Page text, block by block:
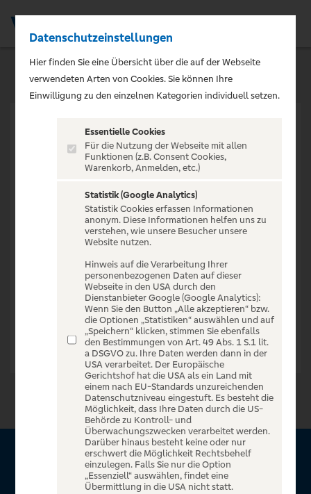
VERANSTALTUNG NICHT
GEFUNDEN
Zur Startseite
Über VR Entertain
Datenschutzeinstellungen
Hier finden Sie eine Übersicht über die auf der Webseite
verwendeten Arten von Cookies. Sie können Ihre
Einwilligung zu den einzelnen Kategorien individuell setzen.
Essentielle Cookies
Für die Nutzung der Webseite mit allen
Funktionen (z.B. Consent Cookies,
Warenkorb, Anmelden, etc.)
Statistik (Google Analytics)
Statistik Cookies erfassen Informationen
anonym. Diese Informationen helfen uns zu
verstehen, wie unsere Besucher unsere
Website nutzen.
Hinweis auf die Verarbeitung Ihrer
personenbezogenen Daten auf dieser
Webseite in den USA durch den
Dienstanbieter Google (Google Analytics):
Wenn Sie den Button „Alle akzeptieren“ bzw.
die Optionen „Statistiken“ auswählen und auf
„Speichern“ klicken, stimmen Sie ebenfalls
den Bestimmungen von Art. 49 Abs. 1 S.1 lit.
a DSGVO zu. Ihre Daten werden dann in der
USA verarbeitet. Der Europäische
Gerichtshof hat die USA als ein Land mit
einem nach EU-Standards unzureichenden
Datenschutzniveau eingestuft. Es besteht die
Möglichkeit, dass Ihre Daten durch die US-
Behörde zu Kontroll- und
Überwachungszwecken verarbeitet werden.
Darüber hinaus besteht keine oder nur
erschwert die Möglichkeit Rechtsbehelf
einzulegen. Falls Sie nur die Option
„Essenziell“ auswählen, findet eine
Übermittlung in die USA nicht statt.